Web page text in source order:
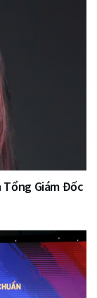
Tổng Giám Đốc